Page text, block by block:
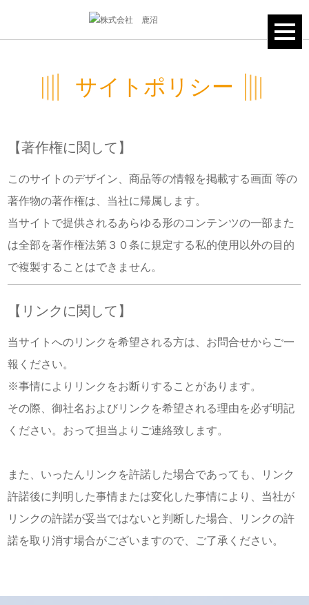
サイトポリシー
【著作権に関して】
このサイトのデザイン、商品等の情報を掲載する画面 等の
著作物の著作権は、当社に帰属します。
当サイトで提供されるあらゆる形のコンテンツの一部また
は全部を著作権法第３０条に規定する私的使用以外の目的
で複製することはできません。
【リンクに関して】
当サイトへのリンクを希望される方は、お問合せからご一
報ください。
※事情によりリンクをお断りすることがあります。
その際、御社名およびリンクを希望される理由を必ず明記
ください。おって担当よりご連絡致します。
また、いったんリンクを許諾した場合であっても、リンク
許諾後に判明した事情または変化した事情により、当社が
リンクの許諾が妥当ではないと判断した場合、リンクの許
諾を取り消す場合がございますので、ご了承ください。